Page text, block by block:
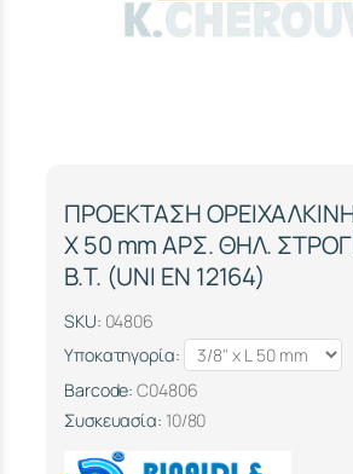
ΠΡΟΕΚΤΑΣΗ
Χ 50 mm ΑΡΣ. ΘΗΛ.
Β.Τ. (UΝΙ ΕΝ 12164)
SKU: 04806
Υποκατηγορία:
Barcode: C04806
Συσκευασία: 10/80